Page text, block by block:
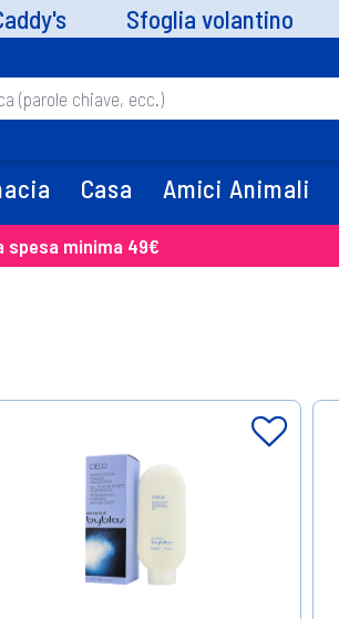
Sfoglia volantino
Casa Amici Animali
spesa minima 49€